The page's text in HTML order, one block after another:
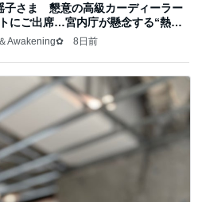
子さま 懇意の高級カーディーラー
にご出席…宮内庁が懸念する“熱心
Awakening✿ 8日前